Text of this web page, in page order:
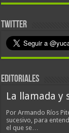
TWITTER
EDITORIALES
La llamada y
Por Armando Ríos
sucesivo, para
el que se…